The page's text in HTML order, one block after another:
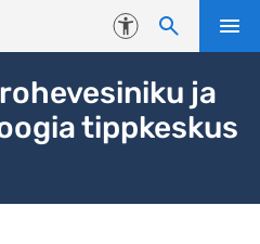
Juurdepääsetavus
ja
tippkeskus